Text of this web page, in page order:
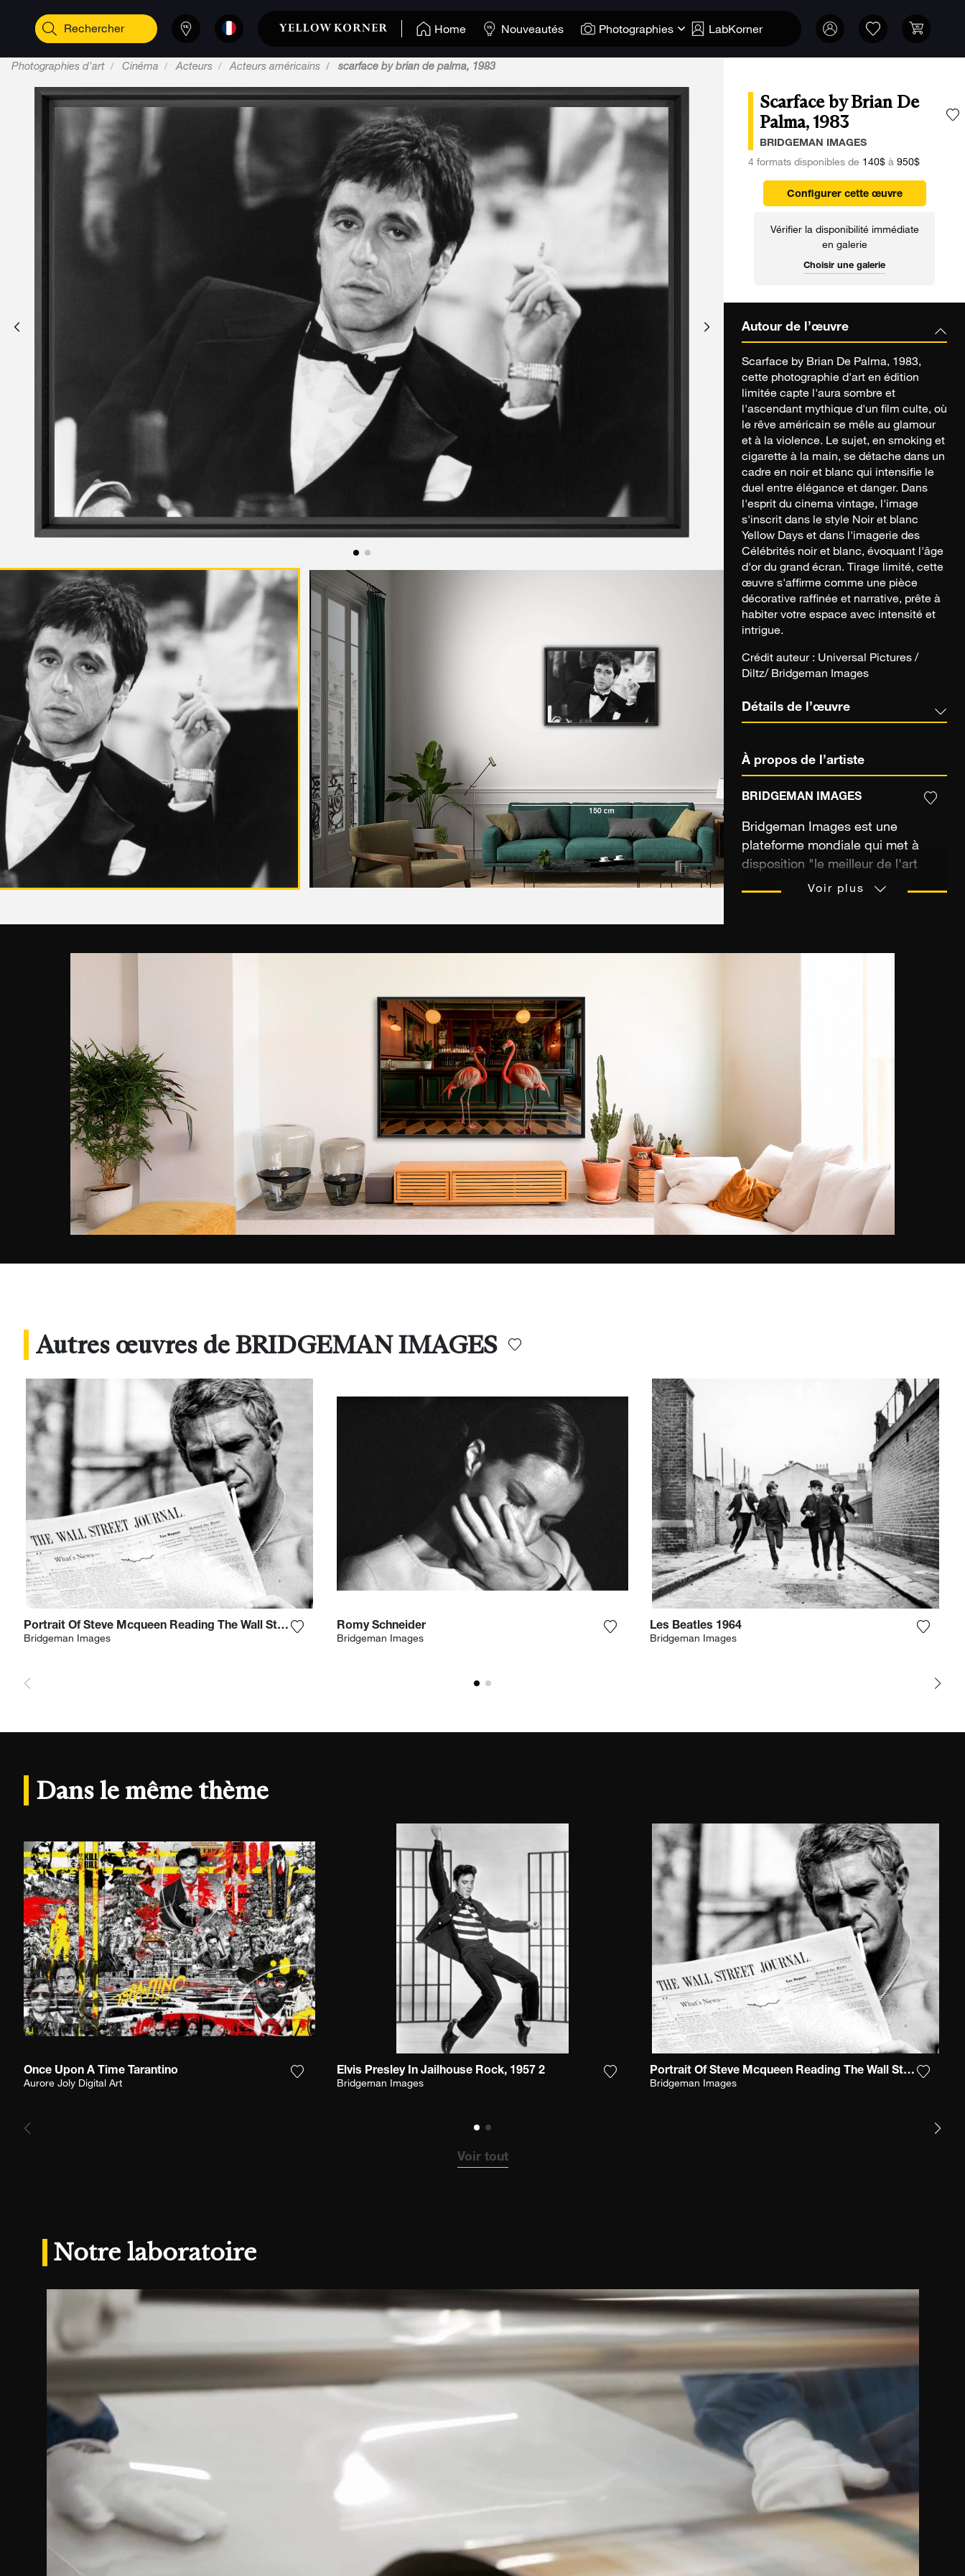
Home Nouveautés Photographies LabKorner
Photographies d'art Cinéma Acteurs Acteurs américains scarface by brian de palma, 1983
Scarface by Brian De
Palma, 1983
BRIDGEMAN IMAGES
4 formats disponibles de 140$à 950$
Configurer cette œuvre
Vérifier la disponibilité immédiate
en galerie
Choisir une galerie
Autour de l’œuvre
Scarface by Brian De Palma, 1983,
cette photographie d'art en édition
limitée capte l'aura sombre et
l'ascendant mythique d'un film culte, où
le rêve américain se mêle au glamour
et à la violence. Le sujet, en smoking et
cigarette à la main, se détache dans un
cadre en noir et blanc qui intensifie le
duel entre élégance et danger. Dans
l'esprit du cinema vintage, l'image
s'inscrit dans le style Noir et blanc
Yellow Days et dans l'imagerie des
Célébrités noir et blanc, évoquant l'âge
d'or du grand écran. Tirage limité, cette
œuvre s'affirme comme une pièce
décorative raffinée et narrative, prête à
habiter votre espace avec intensité et
intrigue.
Crédit auteur : Universal Pictures /
Diltz/ Bridgeman Images
Détails de l’œuvre
À propos de l’artiste
BRIDGEMAN IMAGES
Bridgeman Images est une
plateforme mondiale qui met à
disposition "le meilleur de l'art
pour la reproduction tout en
musées partenaires du monde
entier. Très attachée au respect
des droits d'auteurs à la création
artistique, Bridgeman Images gère
également depuis 1972, la collecte
Voir plus
Autres œuvres de BRIDGEMAN IMAGES
Portrait Of Steve Mcqueen Reading The Wall Street Journal, 1967
Bridgeman Images Ajouter la photographie à ma wishlist
Romy Schneider
Bridgeman Images Ajouter la photographie à ma wishlist
Les Beatles 1964
Bridgeman Images
Dans le même thème
Once Upon A Time Tarantino
Aurore Joly Digital Art Ajouter la photographie à ma wishlist
Elvis Presley In Jailhouse Rock, 1957 2
Bridgeman Images Ajouter la photographie à ma wishlist
Portrait Of Steve Mcqueen Reading The Wall Street Journal, 1967
Bridgeman Images
Voir tout
Notre laboratoire